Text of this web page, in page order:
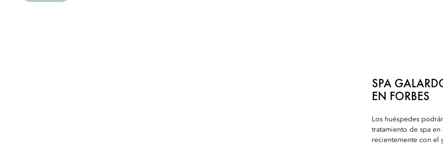
SPA
EN FORBES
Los huéspedes
tratamiento de spa
recientemente con el